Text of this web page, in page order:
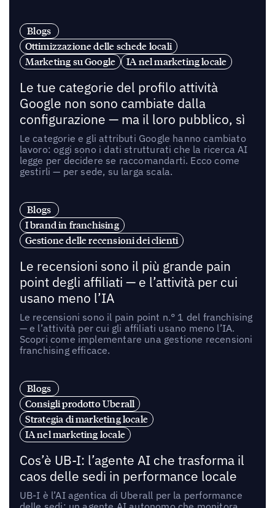
Blogs
Ottimizzazione delle schede locali
Marketing su Google
IA nel marketing locale
Le tue categorie del profilo attività
Google non sono cambiate dalla
configurazione — ma il loro pubblico, sì
Le categorie e gli attributi Google hanno cambiato
lavoro: oggi sono i dati strutturati che la ricerca AI
legge per decidere se raccomandarti. Ecco come
gestirli — per sede, su larga scala.
Blogs
I brand in franchising
Gestione delle recensioni dei clienti
Le recensioni sono il più grande pain
point degli affiliati — e l’attività per cui
usano meno l’IA
Le recensioni sono il pain point n.° 1 del franchising
— e l’attività per cui gli affiliati usano meno l’IA.
Scopri come implementare una gestione recensioni
franchising efficace.
Blogs
Consigli prodotto Uberall
Strategia di marketing locale
IA nel marketing locale
Cos’è UB-I: l’agente AI che trasforma il
caos delle sedi in performance locale
UB-I è l’AI agentica di Uberall per la performance